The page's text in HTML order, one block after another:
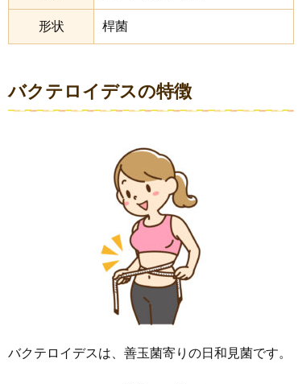
形状 桿菌
バクテロイデスの特徴
バクテロイデスは、善玉菌寄りの日和見菌です。